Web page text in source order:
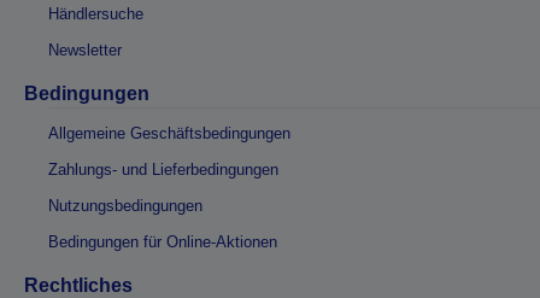
Händlersuche
Newsletter
Bedingungen
Allgemeine Geschäftsbedingungen
Zahlungs- und Lieferbedingungen
Nutzungsbedingungen
Bedingungen für Online-Aktionen
Rechtliches